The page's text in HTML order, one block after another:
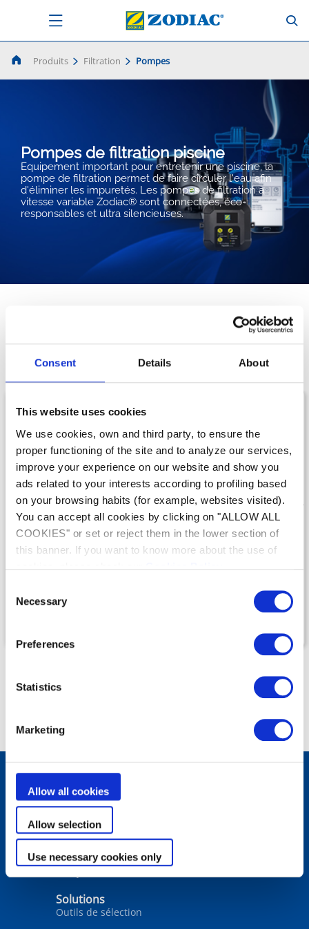
Consent Details About
This website uses cookies
We use cookies, own and third party, to ensure the
proper functioning of the site and to analyze our services,
improve your experience on our website and show you
ads related to your interests according to profiling based
on your browsing habits (for example, websites visited).
You can accept all cookies by clicking on "ALLOW ALL
COOKIES" or set or reject them in the lower section of
this banner. If you want to know more about the use of
Selection
Necessary
Preferences
Statistics
Marketing
Allow all cookies
Allow selection
Use necessary cookies only
Produits Filtration Pompes
Pompes de filtration piscine
Equipement important pour entretenir une piscine, la
pompe de filtration permet de faire circuler l'eau afin
d'éliminer les impuretés. Les pompes de filtration à
vitesse variable Zodiac® sont connectées, éco-
responsables et ultra silencieuses.
Pompes
Filtration
FloPro™ VS
SILENCIEUSES.
Filtration
FloPro™
Produits
Filtration
Traitement de l’eau
Déshumidification
Solutions
Outils de sélection